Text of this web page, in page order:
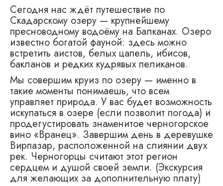
Сегодня нас ждёт путешествие по
Скадарскому озеру — крупнейшему
пресноводному водоёму на Балканах. Озеро
известно богатой фауной: здесь можно
встретить аистов, белых цапель, ибисов,
бакланов и редких кудрявых пеликанов.
Мы совершим круиз по озеру — именно в
такие моменты понимаешь, что всем
управляет природа. У вас будет возможность
искупаться в озере (если позволит погода) и
продегустировать знаменитое черногорское
вино «Вранец». Завершим день в деревушке
Вирпазар, расположенной на слиянии двух
рек. Черногорцы считают этот регион
сердцем и душой своей земли. (Экскурсия
для желающих за дополнительную плату)